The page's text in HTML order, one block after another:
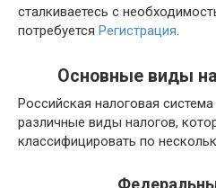
сталкиваетесь с
потребуется Регистрация
Основные виды
Российская налоговая
различные виды налогов,
классифицировать по